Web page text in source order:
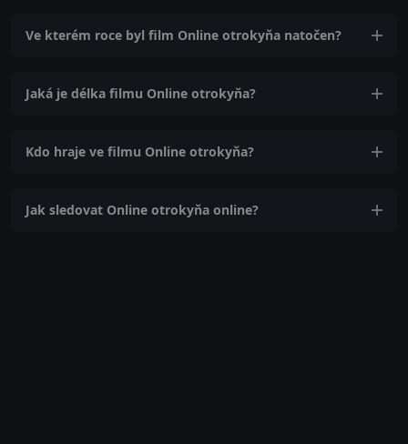
Ve kterém roce byl film Online otrokyňa natočen?
Jaká je délka filmu Online otrokyňa?
Kdo hraje ve filmu Online otrokyňa?
Jak sledovat Online otrokyňa online?